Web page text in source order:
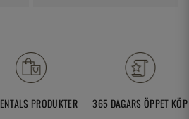
PRODUKTER 365 DAGARS ÖPPET KÖP